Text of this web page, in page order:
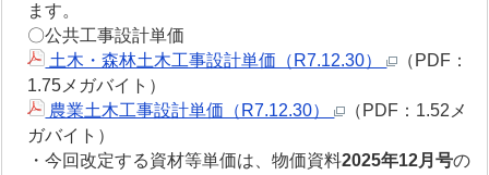
ます。
〇公共工事設計単価
土木・森林土木工事設計単価（R7.12.30）
（PDF：
1.75メガバイト）
農業土木工事設計単価（R7.12.30）
（PDF：1.52メ
ガバイト）
・今回改定する資材等単価は、物価資料2025年12月号の